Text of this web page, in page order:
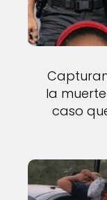
la
caso